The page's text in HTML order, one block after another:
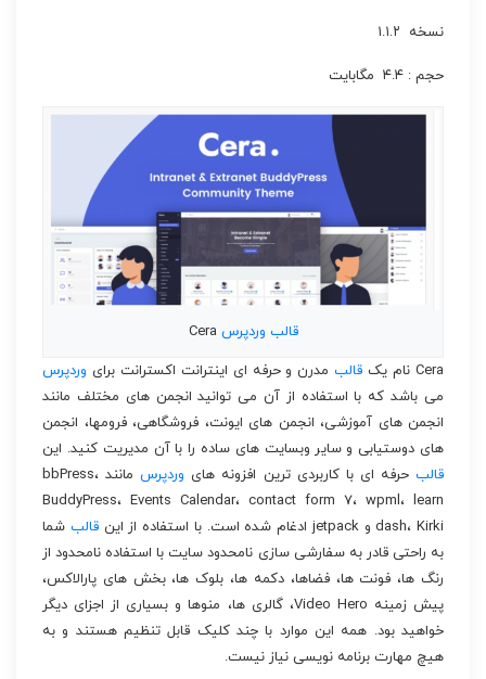
نسخه ۱.۱.۲
حجم : ۴.۴ مگابایت
قالب وردپرس Cera
Cera نام یک
قالبمدرن و حرفه ای اینترانت اکسترانت برای وردپرس
می باشد که با استفاده از آن می توانید انجمن های مختلف مانند
انجمن های آموزشی، انجمن های ایونت، فروشگاهی، فرومها، انجمن
های دوستیابی و سایر وبسایت های ساده را با آن مدیریت کنید. این
قالبحرفه ای با کاربردی ترین افزونه های وردپرس
مانند bbPress،
BuddyPress، Events Calendar، contact form ۷، wpml، learn
dash، Kirki و jetpack ادغام شده است. با استفاده از این
قالب شما
به راحتی قادر به سفارشی سازی نامحدود سایت با استفاده نامحدود از
رنگ ها، فونت ها، فضاها، دکمه ها، بلوک ها، بخش های پارالاکس،
پیش زمینه Video Hero، گالری ها، منوها و بسیاری از اجزای دیگر
خواهید بود. همه این موارد با چند کلیک قابل تنظیم هستند و به
هیچ مهارت برنامه نویسی نیاز نیست.